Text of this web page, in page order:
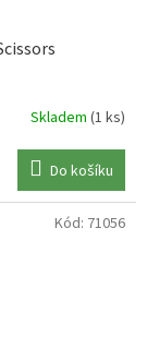
Skladem (1 ks)
Do košíku
Kód: 71056